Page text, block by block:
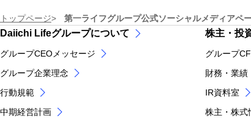
トップページ 第一ライフグループ公式ソーシャルメディアペ
Daiichi Lifeグループについて
グループCEOメッセージ
グループ企業理念
行動規範
中期経営計画
株主・投
グループ
財務・業績
IR資料室
株主・株式